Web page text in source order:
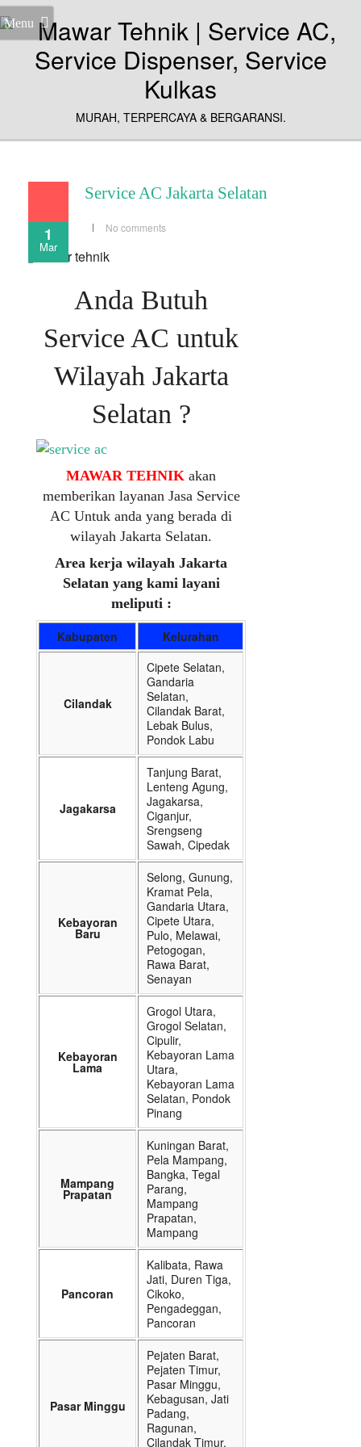
Menu
MURAH, TERPERCAYA & BERGARANSI.
1
Mar
Service AC Jakarta Selatan
No comments
Anda Butuh
Service AC untuk
Wilayah Jakarta
Selatan ?
MAWAR TEHNIK akan
memberikan layanan Jasa Service
AC Untuk anda yang berada di
wilayah Jakarta Selatan.
Area kerja wilayah Jakarta
Selatan yang kami layani
meliputi :
Kabupaten Kelurahan
Cilandak
Cipete Selatan,
Gandaria
Selatan,
Cilandak Barat,
Lebak Bulus,
Pondok Labu
Jagakarsa
Tanjung Barat,
Lenteng Agung,
Jagakarsa,
Ciganjur,
Srengseng
Sawah, Cipedak
Kebayoran
Baru
Selong, Gunung,
Kramat Pela,
Gandaria Utara,
Cipete Utara,
Pulo, Melawai,
Petogogan,
Rawa Barat,
Senayan
Kebayoran
Lama
Grogol Utara,
Grogol Selatan,
Cipulir,
Kebayoran Lama
Utara,
Kebayoran Lama
Selatan, Pondok
Pinang
Mampang
Prapatan
Kuningan Barat,
Pela Mampang,
Bangka, Tegal
Parang,
Mampang
Prapatan,
Mampang
Pancoran
Kalibata, Rawa
Jati, Duren Tiga,
Cikoko,
Pengadeggan,
Pancoran
Pasar Minggu
Pejaten Barat,
Pejaten Timur,
Pasar Minggu,
Kebagusan, Jati
Padang,
Ragunan,
Cilandak Timur,